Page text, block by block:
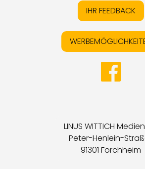
IHR FEEDBACK
LINUS WITTICH
Peter-Henlein-
91301 Forchheim